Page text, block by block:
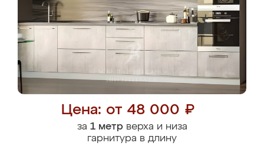
Цена: от 48 000 ₽
за 1 метрверха и низа
гарнитура в длину